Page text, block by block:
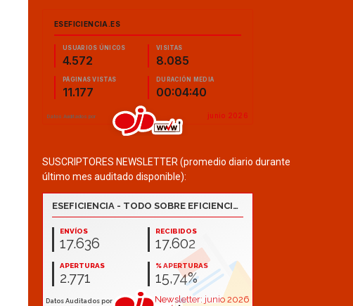
SUSCRIPTORES NEWSLETTER (promedio diario durante
último mes auditado disponible):